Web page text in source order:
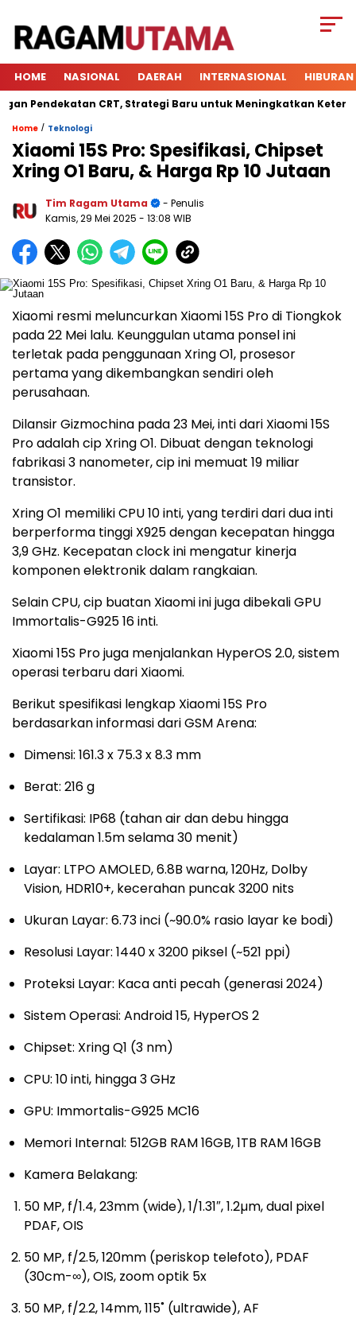
HOME NASIONAL DAERAH INTERNASIONAL HIBURAN
Pendekatan CRT, Strategi Baru untuk Meningkatkan
Home / Teknologi
Xiaomi 15S Pro: Spesifikasi, Chipset
Xring O1 Baru, & Harga Rp 10 Jutaan
Tim Ragam Utama
- Penulis
Kamis, 29 Mei 2025 - 13:08 WIB
Xiaomi resmi meluncurkan Xiaomi 15S Pro di Tiongkok
pada 22 Mei lalu. Keunggulan utama ponsel ini
terletak pada penggunaan Xring O1, prosesor
pertama yang dikembangkan sendiri oleh
perusahaan.
Dilansir Gizmochina pada 23 Mei, inti dari Xiaomi 15S
Pro adalah cip Xring O1. Dibuat dengan teknologi
fabrikasi 3 nanometer, cip ini memuat 19 miliar
transistor.
Xring O1 memiliki CPU 10 inti, yang terdiri dari dua inti
berperforma tinggi X925 dengan kecepatan hingga
3,9 GHz. Kecepatan clock ini mengatur kinerja
komponen elektronik dalam rangkaian.
Selain CPU, cip buatan Xiaomi ini juga dibekali GPU
Immortalis-G925 16 inti.
Xiaomi 15S Pro juga menjalankan HyperOS 2.0, sistem
operasi terbaru dari Xiaomi.
Berikut spesifikasi lengkap Xiaomi 15S Pro
berdasarkan informasi dari GSM Arena:
Dimensi: 161.3 x 75.3 x 8.3 mm
Berat: 216 g
Sertifikasi: IP68 (tahan air dan debu hingga
kedalaman 1.5m selama 30 menit)
Layar: LTPO AMOLED, 6.8B warna, 120Hz, Dolby
Vision, HDR10+, kecerahan puncak 3200 nits
Ukuran Layar: 6.73 inci (~90.0% rasio layar ke bodi)
Resolusi Layar: 1440 x 3200 piksel (~521 ppi)
Proteksi Layar: Kaca anti pecah (generasi 2024)
Sistem Operasi: Android 15, HyperOS 2
Chipset: Xring Q1 (3 nm)
CPU: 10 inti, hingga 3 GHz
GPU: Immortalis-G925 MC16
Memori Internal: 512GB RAM 16GB, 1TB RAM 16GB
Kamera Belakang:
50 MP, f/1.4, 23mm (wide), 1/1.31″, 1.2µm, dual pixel
PDAF, OIS
50 MP, f/2.5, 120mm (periskop telefoto), PDAF
(30cm-∞), OIS, zoom optik 5x
50 MP, f/2.2, 14mm, 115˚ (ultrawide), AF